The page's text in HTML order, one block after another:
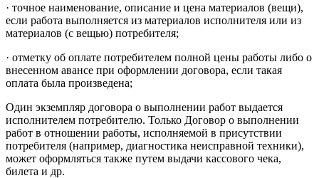
· точное наименование, описание и цена материалов (вещи),
если работа выполняется из материалов исполнителя или из
материалов (с вещью) потребителя;
· отметку об оплате потребителем полной цены работы либо о
внесенном авансе при оформлении договора, если такая
оплата была произведена;
Один экземпляр договора о выполнении работ выдается
исполнителем потребителю. Только Договор о выполнении
работ в отношении работы, исполняемой в присутствии
потребителя (например, диагностика неисправной техники),
может оформляться также путем выдачи кассового чека,
билета и др.